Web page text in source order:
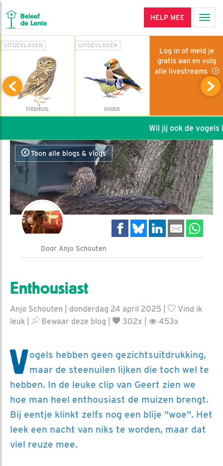
HELP MEE
UITGEVLOGEN
STEENUIL
UITGEVLOGEN
VIJVER
Log in of meld je
gratis aan en volg
alle livestreams
Wil jij ook de vogels
Toon alle blogs & vlogs
Door Anjo Schouten
Enthousiast
Anjo Schouten | donderdag 24 april 2025 |
Vind ik
leuk
Bewaar deze blog 302x | 453x
Vogels hebben geen gezichtsuitdrukking,
maar de steenuilen lijken die toch wel te
hebben. In de leuke clip van Geert zien we
hoe man heel enthousiast de muizen brengt.
Bij eentje klinkt zelfs nog een blije "woe". Het
leek een nacht van niks te worden, maar dat
viel reuze mee.